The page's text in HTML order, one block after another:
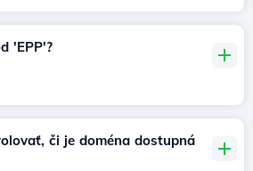
'EPP'?
či je doména dostupná